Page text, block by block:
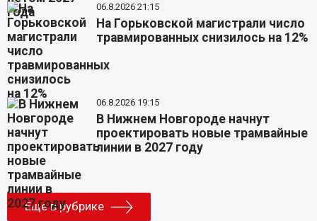
06.8.2026 21:15
На Горьковской магистрали число
травмированных снизилось на 12%
06.8.2026 19:15
В Нижнем Новгороде начнут
проектировать новые трамвайные
линии в 2027 году
Еще в рубрике